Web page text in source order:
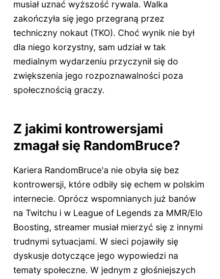
musiał uznać wyższość rywala. Walka
zakończyła się jego przegraną przez
techniczny nokaut (TKO). Choć wynik nie był
dla niego korzystny, sam udział w tak
medialnym wydarzeniu przyczynił się do
zwiększenia jego rozpoznawalności poza
społecznością graczy.
Z jakimi kontrowersjami
zmagał się RandomBruce?
Kariera RandomBruce'a nie obyła się bez
kontrowersji, które odbiły się echem w polskim
internecie. Oprócz wspomnianych już banów
na Twitchu i w League of Legends za MMR/Elo
Boosting, streamer musiał mierzyć się z innymi
trudnymi sytuacjami. W sieci pojawiły się
dyskusje dotyczące jego wypowiedzi na
tematy społeczne. W jednym z głośniejszych